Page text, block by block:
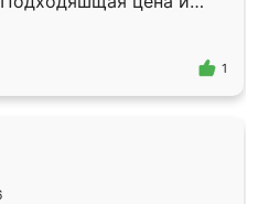
Приехавший
Владислав
эскизу самый
1